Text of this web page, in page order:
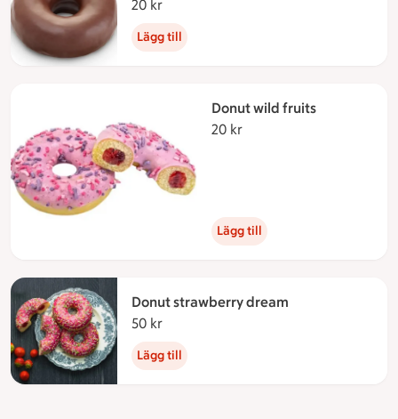
20 kr
Lägg till
Donut wild fruits
20 kr
Lägg till
Donut strawberry dream
50 kr
Lägg till